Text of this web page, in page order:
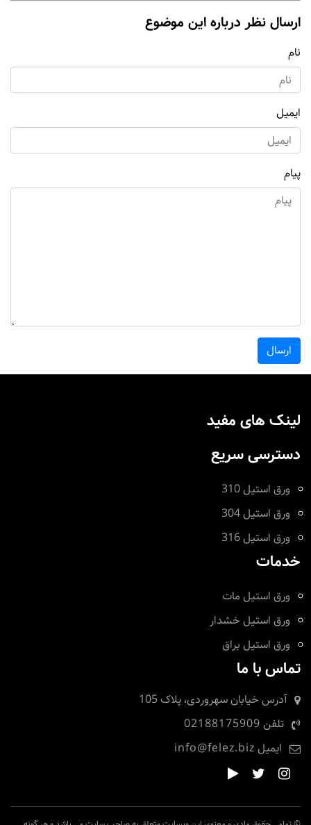
ارسال نظر درباره این موضوع
نام
ایمیل
پیام
ارسال
لینک های مفید
دسترسی سریع
ورق استیل 310
ورق استیل 304
ورق استیل 316
خدمات
ورق استیل مات
ورق استیل خشدار
ورق استیل براق
تماس با ما
آدرس خیابان سهروردی، پلاک 105
تلفن 02188175909
ایمیل info@felez.biz